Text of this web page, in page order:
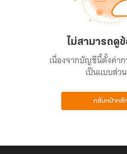
ไม่สามารถดู
เนื่องจากบัญชีนี้ตั้งค่า
เป็นแบบส่ว
กลับหน้าหลั